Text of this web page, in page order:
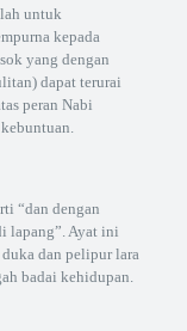
untuk
kepada
yang dengan
dapat terurai
peran Nabi
“dan dengan
lapang”. Ayat ini
dan pelipur lara
badai kehidupan.